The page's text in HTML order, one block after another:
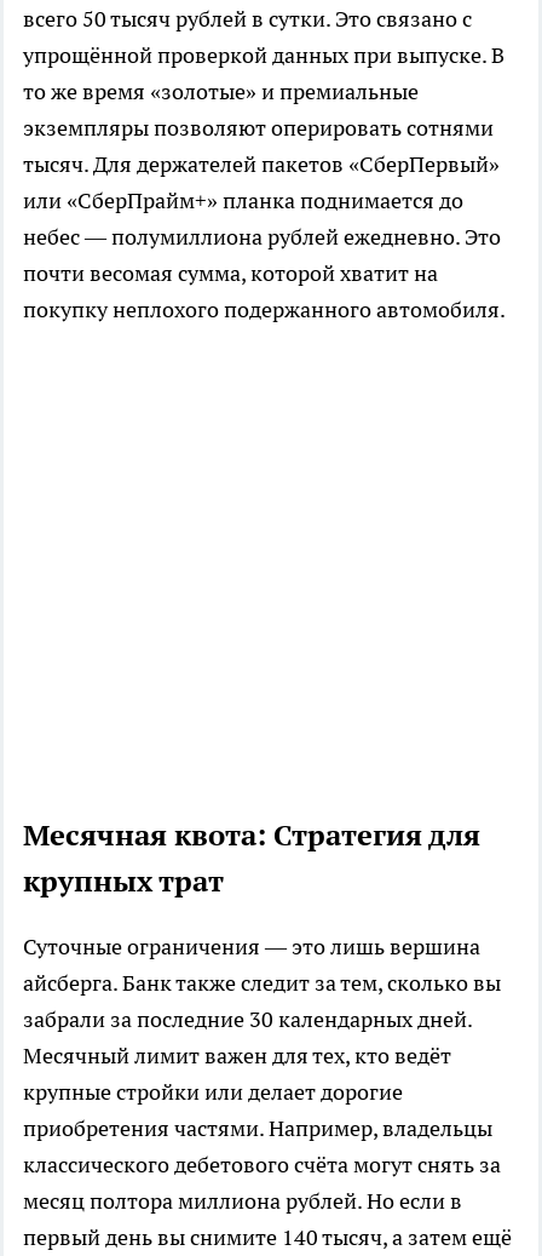
всего 50 тысяч рублей в сутки. Это связано с
упрощённой проверкой данных при выпуске. В
то же время «золотые» и премиальные
экземпляры позволяют оперировать сотнями
тысяч. Для держателей пакетов «СберПервый»
или «СберПрайм+» планка поднимается до
небес — полумиллиона рублей ежедневно. Это
почти весомая сумма, которой хватит на
покупку неплохого подержанного автомобиля.
Месячная квота: Стратегия для
крупных трат
Суточные ограничения — это лишь вершина
айсберга. Банк также следит за тем, сколько вы
забрали за последние 30 календарных дней.
Месячный лимит важен для тех, кто ведёт
крупные стройки или делает дорогие
приобретения частями. Например, владельцы
классического дебетового счёта могут снять за
месяц полтора миллиона рублей. Но если в
первый день вы снимите 140 тысяч, а затем ещё